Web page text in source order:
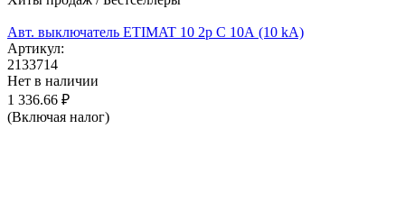
Авт. выключатель ETIMAT 10 2p C 10А (10 kA)
Артикул:
2133714
Нет в наличии
1 336.66 ₽
(Включая налог)